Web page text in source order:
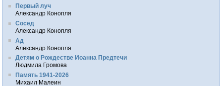
Первый луч
Александр Конопля
Сосед
Александр Конопля
Ад
Александр Конопля
Детям о Рождестве Иоанна Предтечи
Людмила Громова
Память 1941-2026
Михаил Малеин